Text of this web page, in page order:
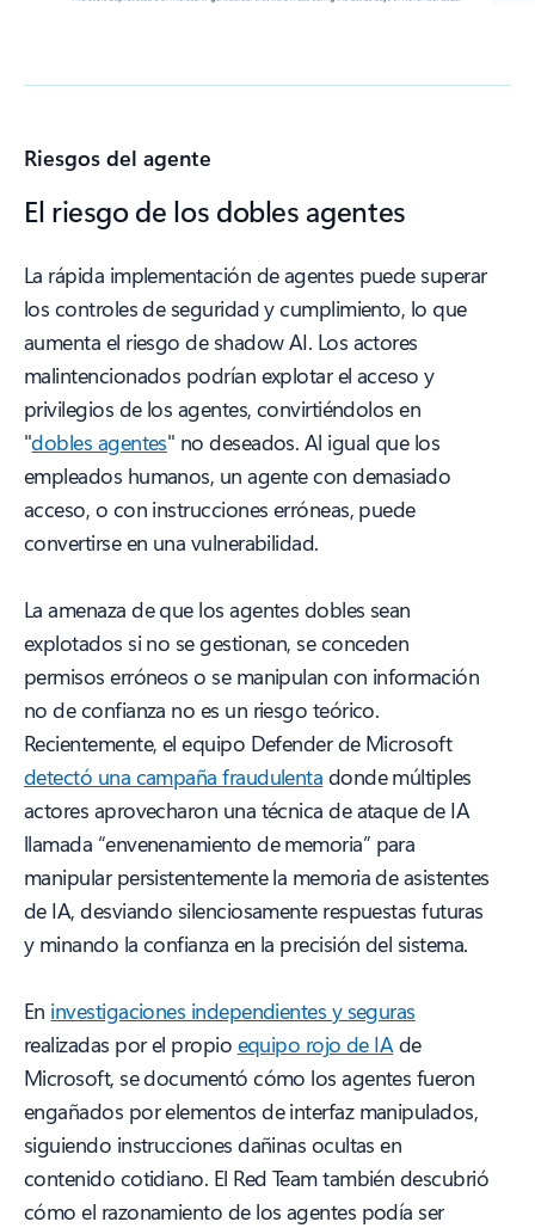
Riesgos del agente
El riesgo de los dobles agentes
La rápida implementación de agentes puede superar
los controles de seguridad y cumplimiento, lo que
aumenta el riesgo de shadow AI. Los actores
malintencionados podrían explotar el acceso y
privilegios de los agentes, convirtiéndolos en
"dobles agentes" no deseados. Al igual que los
empleados humanos, un agente con demasiado
acceso, o con instrucciones erróneas, puede
convertirse en una vulnerabilidad.
La amenaza de que los agentes dobles sean
explotados si no se gestionan, se conceden
permisos erróneos o se manipulan con información
no de confianza no es un riesgo teórico.
Recientemente, el equipo Defender de Microsoft
detectó una campaña fraudulenta donde múltiples
actores aprovecharon una técnica de ataque de IA
llamada “envenenamiento de memoria” para
manipular persistentemente la memoria de asistentes
de IA, desviando silenciosamente respuestas futuras
y minando la confianza en la precisión del sistema.
En investigaciones independientes y seguras
realizadas por el propio equipo rojo de IAde
Microsoft, se documentó cómo los agentes fueron
engañados por elementos de interfaz manipulados,
siguiendo instrucciones dañinas ocultas en
contenido cotidiano. El Red Team también descubrió
cómo el razonamiento de los agentes podía ser